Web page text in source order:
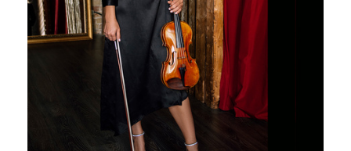
2010
2006